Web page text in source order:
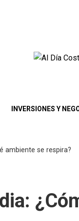
INVERSIONES Y
ambiente se respira?